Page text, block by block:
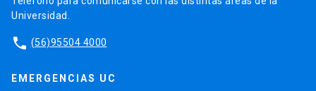
Universidad.
phone (56)95504 4000
EMERGENCIAS UC